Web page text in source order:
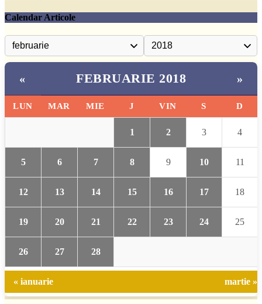
Calendar Articole
« FEBRUARIE 2018 »
LUN MAR MIE J VIN S D
1 2 3 4
5 6 7 8 9 10 11
12 13 14 15 16 17 18
19 20 21 22 23 24 25
26 27 28
« ianuarie martie »